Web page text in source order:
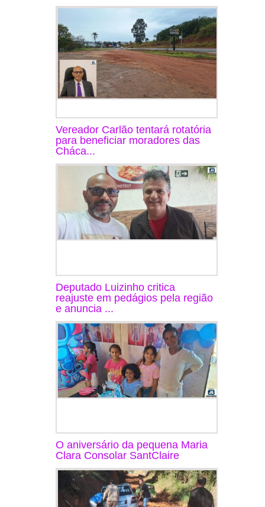
Vereador Carlão tentará rotatória
para beneficiar moradores das
Cháca...
Deputado Luizinho critica
reajuste em pedágios pela região
e anuncia ...
O aniversário da pequena Maria
Clara Consolar SantClaire